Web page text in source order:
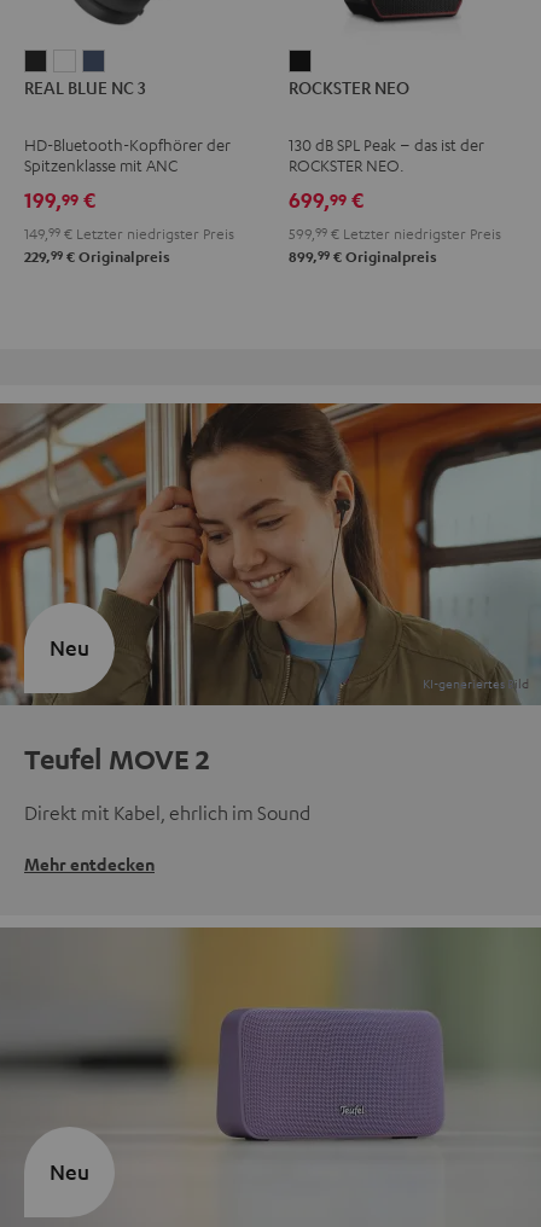
BLUE
3
Night
Black
BLUE
3
Pearl
White
BLUE
3
Steel
REAL BLUE NC 3
HD-Bluetooth-Kopfhörer der
Spitzenklasse mit ANC
199,99 €
149, 99 € Letzter niedrigster Preis
229,99 € Originalpreis
NEO
ROCKSTER NEO
130 dB SPL Peak – das ist der
ROCKSTER NEO.
699,99 €
599, 99 € Letzter niedrigster Preis
899,99 € Originalpreis
Teufel MOVE 2
Direkt mit Kabel, ehrlich im Sound
Mehr entdecken
Neu
Neu